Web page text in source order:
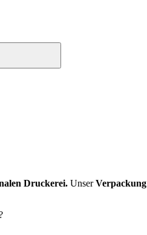
Druckerei. UnserVerpackung